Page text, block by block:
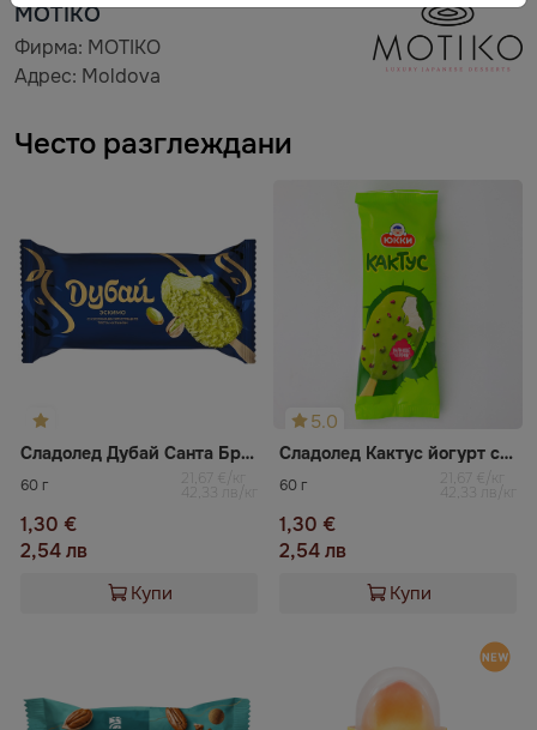
MOTIKO
Фирма: MOTIKO
Адрес: Moldova
Често разглеждани
Сладолед Дубай Санта Бремор
60 г 21,67 €/кг
42,33 лв/кг
1,30 €
2,54 лв
Купи
5.0
Сладолед Кактус йогурт със сушена малина
60 г 21,67 €/кг
42,33 лв/кг
1,30 €
2,54 лв
Купи